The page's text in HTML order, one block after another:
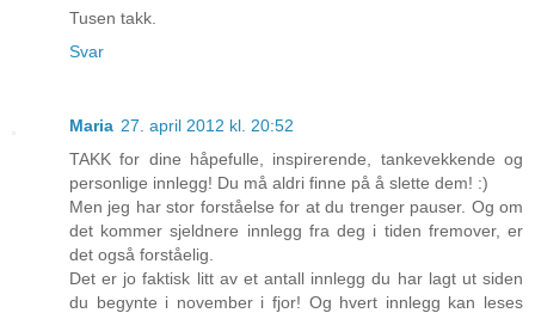
Tusen takk.
Svar
Maria 27. april 2012 kl. 20:52
TAKK for dine håpefulle, inspirerende, tankevekkende og
personlige innlegg! Du må aldri finne på å slette dem! :)
Men jeg har stor forståelse for at du trenger pauser. Og om
det kommer sjeldnere innlegg fra deg i tiden fremover, er
det også forståelig.
Det er jo faktisk litt av et antall innlegg du har lagt ut siden
du begynte i november i fjor! Og hvert innlegg kan leses